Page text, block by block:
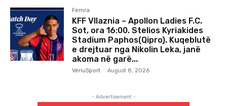
Femra
KFF Vllaznia – Apollon Ladies F.C.
Sot, ora 16:00. Stelios Kyriakides
Stadium Paphos(Qipro). Kuqeblutë
e drejtuar nga Nikolin Leka, janë
akoma në garë...
VeriuSport - August 8, 2026
- Advertisement -